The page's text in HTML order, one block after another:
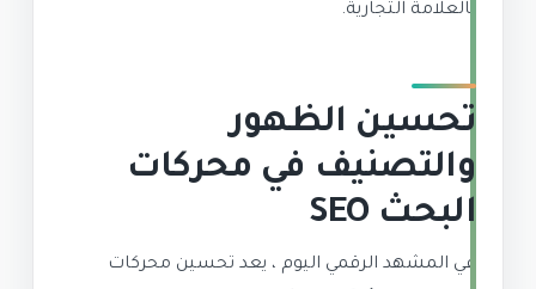
بالعلامة التجارية.
تحسين الظهور
والتصنيف في محركات
البحث SEO
في المشهد الرقمي اليوم ، يعد تحسين محركات